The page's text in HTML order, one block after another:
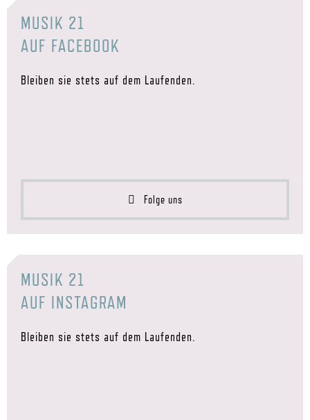
MUSIK 21
AUF FACEBOOK
Bleiben sie stets auf dem Laufenden.
Folge uns
MUSIK 21
AUF INSTAGRAM
Bleiben sie stets auf dem Laufenden.